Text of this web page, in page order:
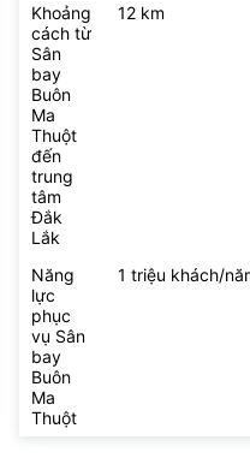
Khoảng
cách từ
Sân
bay
Buôn
Ma
Thuột
đến
trung
tâm
Đắk
Lắk
12 km
Năng
lực
phục
vụ Sân
bay
Buôn
Ma
Thuột
1 triệu khách/